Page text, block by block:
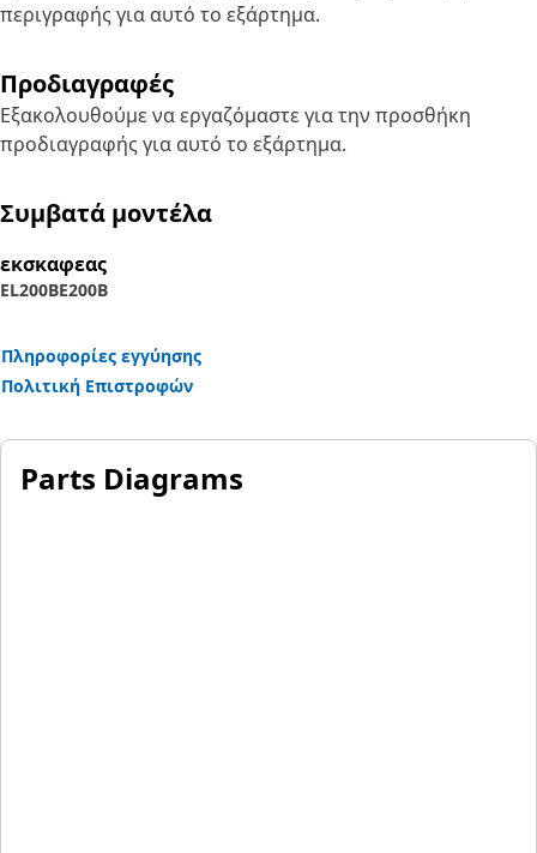
περιγραφής για αυτό το εξάρτημα.
Προδιαγραφές
Εξακολουθούμε να εργαζόμαστε για την προσθήκη
προδιαγραφής για αυτό το εξάρτημα.
Συμβατά μοντέλα
εκσκαφεας
EL200BE200B
Πληροφορίες εγγύησης
Πολιτική Επιστροφών
Parts Diagrams